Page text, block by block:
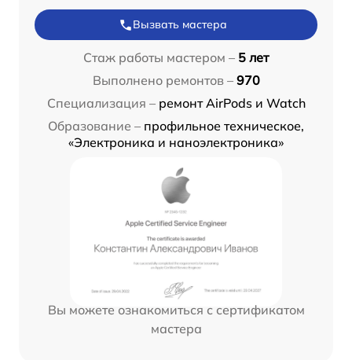
Вызвать мастера
Стаж работы мастером – 5 лет
Выполнено ремонтов – 970
Специализация – ремонт AirPods и Watch
Образование – профильное техническое,
«Электроника и наноэлектроника»
Вы можете ознакомиться с сертификатом
мастера